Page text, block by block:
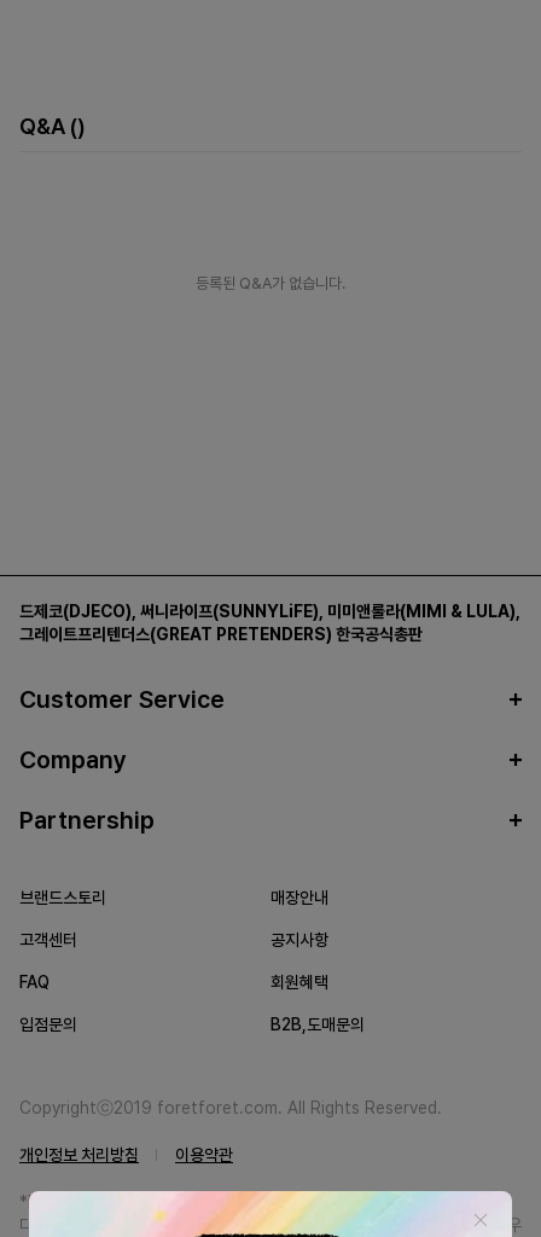
Q&A ()
등록된 Q&A가 없습니다.
드제코(DJECO) 써니라이프(SUNNYLiFE) 미미앤룰라(MIMI & LULA)
그레이트프리텐더스(GREAT PRETENDERS) 한국공식총판
Customer Service
Company
Partnership
브랜드스토리 매장안내
고객센터 공지사항
FAQ 회원혜택
입점문의 B2B,도매문의
Copyrightⓒ2019 foretforet.com. All Rights Reserved.
개인정보 처리방침 이용약관
*FORETFORET에서는 브랜드 본사와의 직거래를 통한 정품만을 취급합니
다. 일부 병행상품의 경우 정품인증서를 발급받고 있습니다. 정품이 아닐 경우